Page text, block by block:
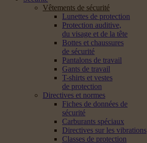
Vêtements de sécurité
Lunettes de protection
Protection auditive,
du visage et de la tête
Bottes et chaussures
de sécurité
Pantalons de travail
Gants de travail
T-shirts et vestes
de protection
Directives et normes
Fiches de données de
sécurité
Carburants spéciaux
Directives sur les vibrations
Classes de protection